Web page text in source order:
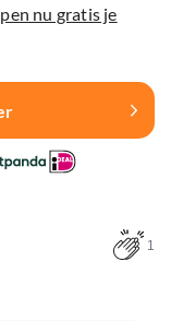
nu gratis je
1